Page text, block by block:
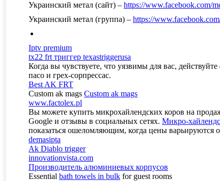
Украинский метал (сайт) – https://www.facebook.com/
Украинский метал (группа) – https://
Iptv premium
tx22 frt триггер texastriggerusa
Когда вы чувствуете, что уязвимы для вас,
пасо и грех-сорпрессас.
Best AK FRT
Custom ak mags Custom ak mags
www.factolex.pl
Вы можете купить микрохайлендских коров на
Google и отзывы в социальных сетях. Микро-
показаться ошеломляющим, когда цены варьируются
demasipta
Ak Diablo trigger
innovationvista.com
Производитель алюминиевых корпусов
Essential bath towels in bulk for guest rooms